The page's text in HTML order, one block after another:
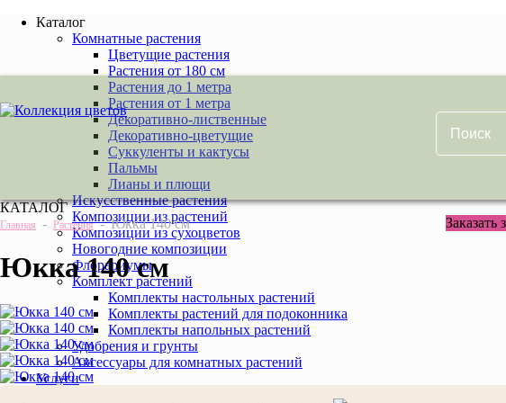
Каталог
Комнатные растения
Цветущие растения
Растения от 180 см
Растения до 1 метра
Растения от 1 метра
Декоративно-лиственные
Декоративно-цветущие
Суккуленты и кактусы
Пальмы
Лианы и плющи
Искусственные растения
Композиции из растений
Композиции из сухоцветов
Новогодние композиции
Флорариумы
Комплект растений
Комплекты настольных растений
Комплекты растений для подоконника
Комплекты напольных растений
Удобрения и грунты
Аксессуары для комнатных растений
Услуги
Заказать
КАТАЛОГ
Главная - Растения - Юкка 140 см
Юкка 140 см